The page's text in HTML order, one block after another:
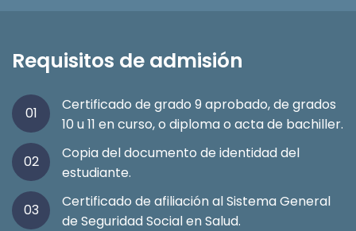
Requisitos de admisión
01
Certificado de grado 9 aprobado, de grados
10 u 11 en curso, o diploma o acta de bachiller.
02
Copia del documento de identidad del
estudiante.
03
Certificado de afiliación al Sistema General
de Seguridad Social en Salud.